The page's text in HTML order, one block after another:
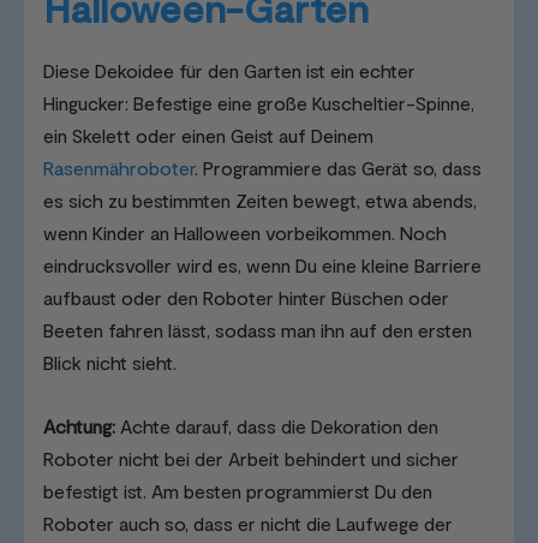
Diese Dekoidee für den Garten ist ein echter
Hingucker: Befestige eine große Kuscheltier-Spinne,
ein Skelett oder einen Geist auf Deinem
Rasenmähroboter. Programmiere das Gerät so, dass
es sich zu bestimmten Zeiten bewegt, etwa abends,
wenn Kinder an Halloween vorbeikommen. Noch
eindrucksvoller wird es, wenn Du eine kleine Barriere
aufbaust oder den Roboter hinter Büschen oder
Beeten fahren lässt, sodass man ihn auf den ersten
Blick nicht sieht.
Achtung: Achte darauf, dass die Dekoration den
Roboter nicht bei der Arbeit behindert und sicher
befestigt ist. Am besten programmierst Du den
Roboter auch so, dass er nicht die Laufwege der